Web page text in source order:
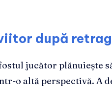
după
jucător plănuiește
o altă perspectivă. A